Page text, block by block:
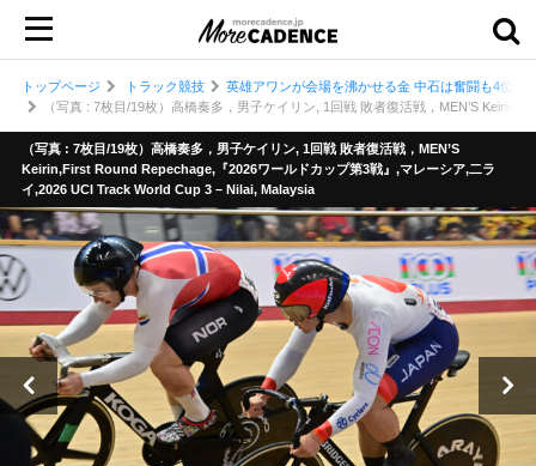
トップページ トラック競技
英雄アワンが会場を沸かせる金 中石は奮闘も4位
（写真 : 7枚目/19枚）高橋奏多，男子ケイリン, 1回戦 敗者復活戦，MEN’S
（写真 : 7枚目/19枚）高橋奏多，男子ケイリン, 1回戦 敗者復活戦，MEN’S
Keirin,First Round Repechage,『2026ワールドカップ第3戦』,マレーシア,二ラ
イ,2026 UCI Track World Cup 3 – Nilai, Malaysia